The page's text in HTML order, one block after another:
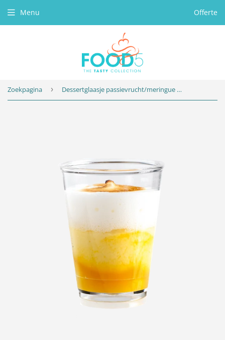
Menu Offerte
Zoekpagina › Dessertglaasje passievrucht/meringue kunststof, 40x66ml